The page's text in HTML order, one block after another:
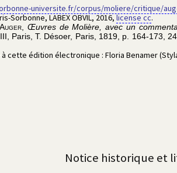
universite.fr/corpus/moliere/critique/
Sorbonne, LABEX OBVIL,2016,license cc.
, Œuvres de Molière, avec un
III , Paris,T. Désoer, Paris, 1819, p. 164-173
cette édition électronique : Floria Benamer
Notice historique et